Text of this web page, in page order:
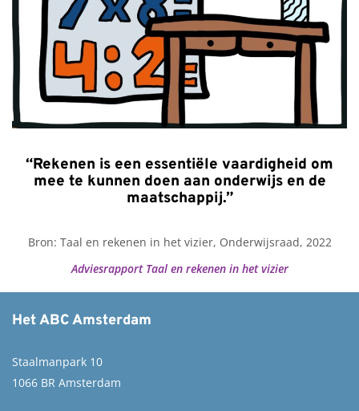
“Rekenen is een essentiële vaardigheid om
mee te kunnen doen aan onderwijs en de
maatschappij.”
Bron: Taal en rekenen in het vizier, Onderwijsraad, 2022
Adviesrapport Taal en rekenen in het vizier
Het ABC Amsterdam
Staalmanpark 10
1066 BR Amsterdam